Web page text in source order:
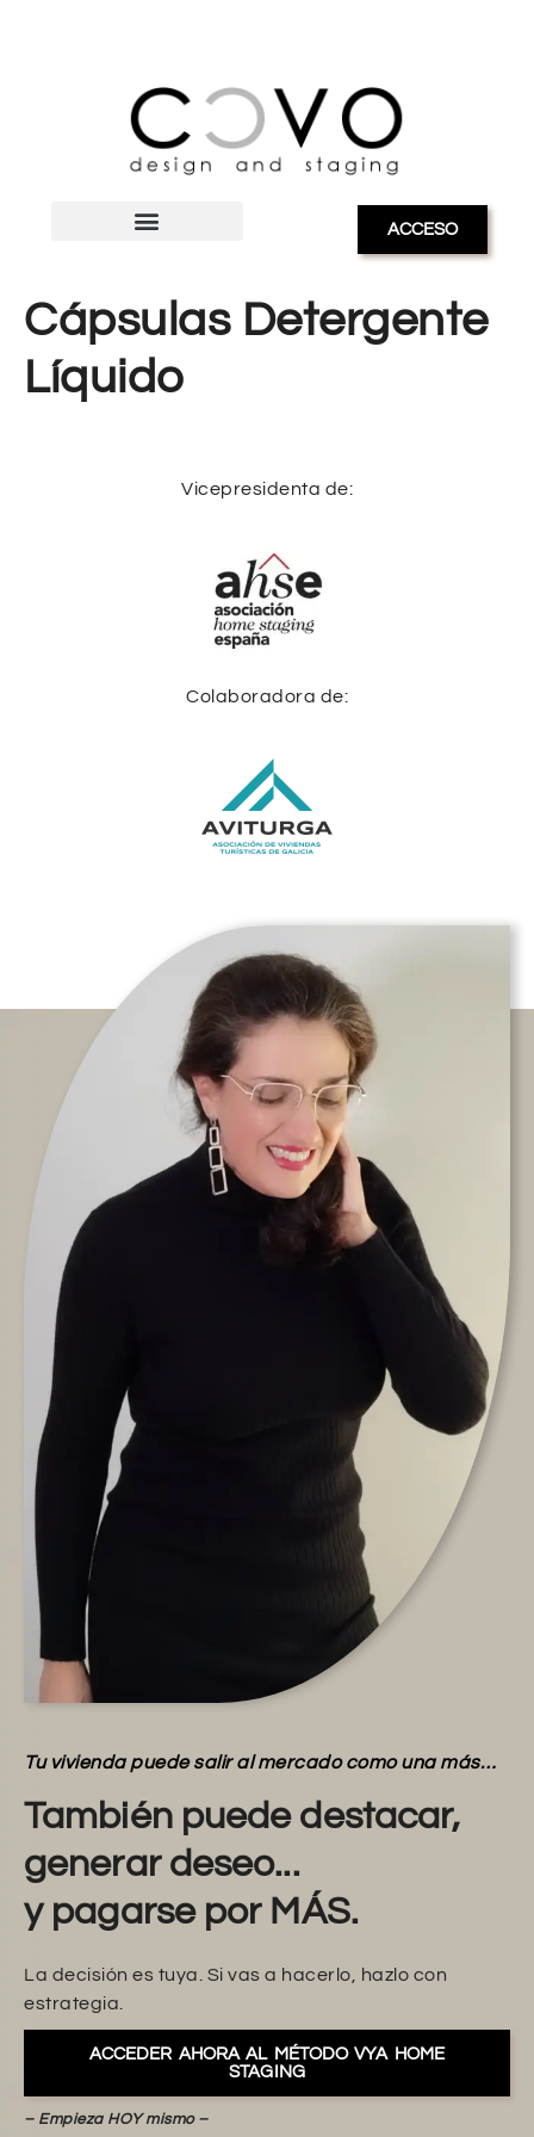
ACCESO
Cápsulas Detergente
Líquido
Vicepresidenta de:
Colaboradora de:
Tu vivienda puede salir al mercado como una más…
También puede destacar,
generar deseo...
y pagarse por MÁS.
La decisión es tuya. Si vas a hacerlo, hazlo con
estrategia.
ACCEDER AHORA AL MÉTODO VYA HOME
STAGING
– Empieza HOY mismo –